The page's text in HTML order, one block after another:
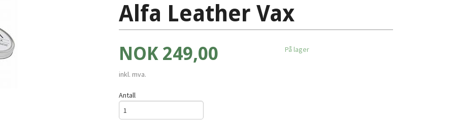
Alfa Leather Vax
Pris
NOK 249,00
inkl. mva.
På lager
Antall